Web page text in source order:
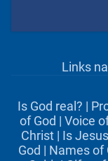
Links
Is God real? |
of God | Voice
Christ| Is
God | Names of